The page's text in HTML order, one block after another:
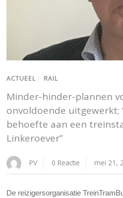
ACTUEEL / RAIL
Minder-hinder-plannen
onvoldoende uitgewerkt;
behoefte aan een
Linkeroever”
PV 0 Reactie mei 21,
De reizigersorganisatie